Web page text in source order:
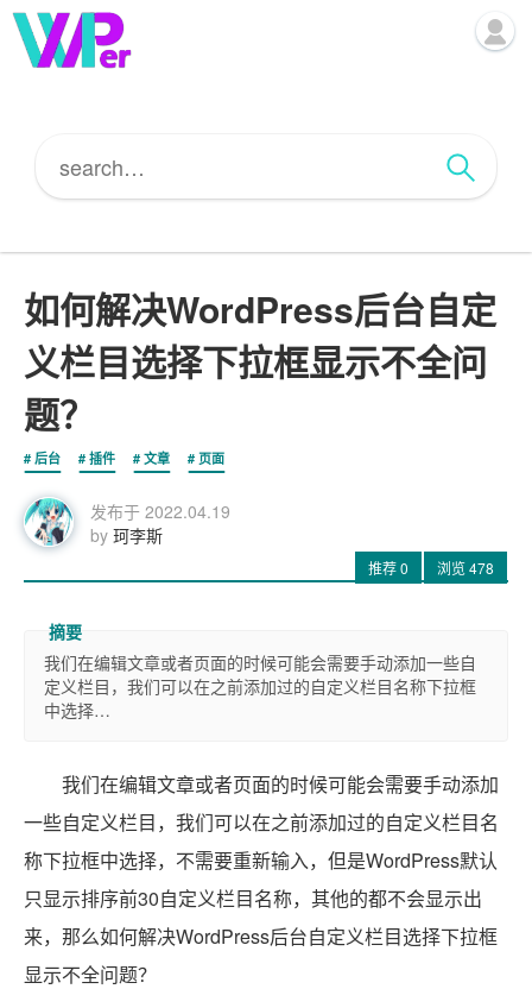
如何解决WordPress后台自定
义栏目选择下拉框显示不全问
题？
后台 插件 文章 页面
发布于 2022.04.19
by 珂李斯
推荐0 浏览478
我们在编辑文章或者页面的时候可能会需要手动添加一些自
定义栏目，我们可以在之前添加过的自定义栏目名称下拉框
中选择…
我们在编辑文章或者页面的时候可能会需要手动添加
一些自定义栏目，我们可以在之前添加过的自定义栏目名
称下拉框中选择，不需要重新输入，但是WordPress默认
只显示排序前30自定义栏目名称，其他的都不会显示出
来，那么如何解决WordPress后台自定义栏目选择下拉框
显示不全问题？